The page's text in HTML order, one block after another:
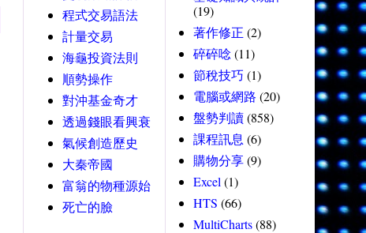
程式交易語法
計量交易
海龜投資法則
順勢操作
對沖基金奇才
透過錢眼看興衰
氣候創造歷史
大秦帝國
富翁的物種源始
死亡的臉
(19)
著作修正 (2)
碎碎唸 (11)
節稅技巧 (1)
電腦或網路 (20)
盤勢判讀(858)
課程訊息 (6)
購物分享(9)
Excel (1)
HTS (66)
MultiCharts(88)